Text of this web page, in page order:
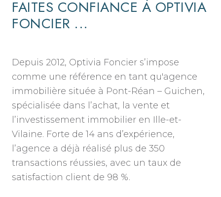
FAITES CONFIANCE À OPTIVIA
FONCIER ...
Depuis 2012, Optivia Foncier s’impose
comme une référence en tant qu'agence
immobilière située à Pont-Réan – Guichen,
spécialisée dans l’achat, la vente et
l’investissement immobilier en Ille-et-
Vilaine. Forte de 14 ans d’expérience,
l’agence a déjà réalisé plus de 350
transactions réussies, avec un taux de
satisfaction client de 98 %.